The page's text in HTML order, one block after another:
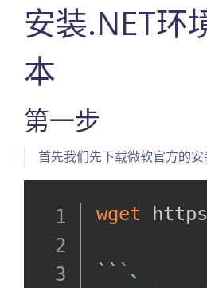
安装.NET环
本
第一步
首先我们先下载微软官方的安
wget
​`` `